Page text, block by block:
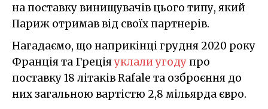
на поставку винищувачів цього типу, який
Париж отримав від своїх партнерів.
Нагадаємо, що наприкінці грудня 2020 року
Франція та Греціяуклали угодупро
поставку 18 літаків Rafale та озброєння до
них загальною вартістю 2,8 мільярда євро.